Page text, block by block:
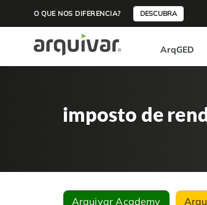
O QUE NOS DIFERENCIA? DESCUBRA
ArqGED
imposto de
Arquivar Academy